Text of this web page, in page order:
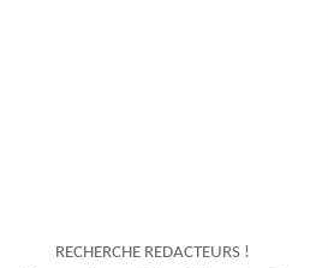
RECHERCHE REDACTEURS !